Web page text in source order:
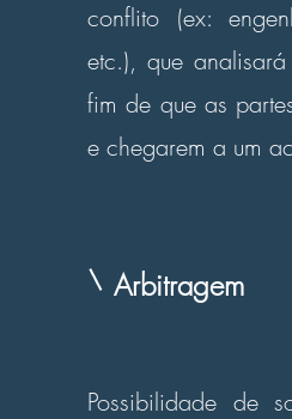
conflito (ex:
etc.), que
fim de que as
e chegarem a um
Arbitragem
Possibilidade de